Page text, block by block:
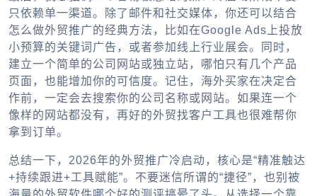
只依赖单一渠道。除了邮件和社交媒体，你还可以结合
怎么做外贸推广 的经典方法，比如在Google Ads上投放
小预算的关键词广告，或者参加线上行业展会。同时，
建立一个简单的公司网站或独立站，哪怕只有几个产品
页面，也能增加你的可信度。记住，海外买家在决定合
作前，一定会去搜索你的公司名称或网站。如果连一个
像样的网站都没有，再好的外贸找客户工具也很难帮你
拿到订单。
总结一下，2026年的外贸推广冷启动，核心是“精准触达
+持续跟进+工具赋能”。不要迷信所谓的“捷径”，也别被